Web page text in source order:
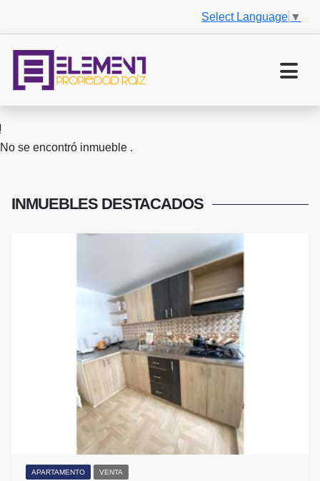
Select Language ▼
No se encontró inmueble .
INMUEBLES DESTACADOS
APARTAMENTO VENTA